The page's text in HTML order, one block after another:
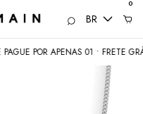
BR
0
POR APENAS 01 • FRETE